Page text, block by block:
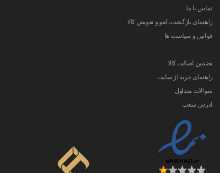
تماس با ما
راهنمای بازگشت، لغو و تعویض کالا
قوانین و سیاست ها
تضمین اصالت کالا
راهنمای خرید از سایت
سوالات متداول
آدرس شعب